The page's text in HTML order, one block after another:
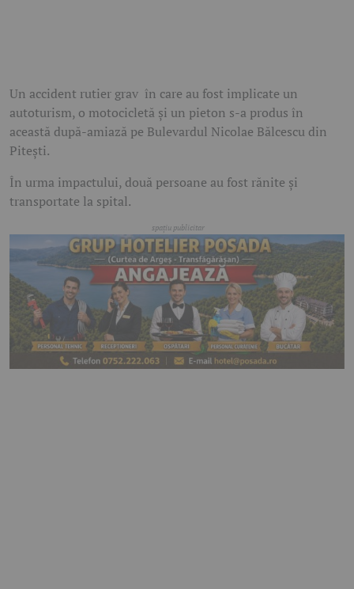
Un accident rutier grav în care au fost implicate un
autoturism, o motocicletă și un pieton s-a produs în
această după-amiază pe Bulevardul Nicolae Bălcescu din
Pitești.
În urma impactului, două persoane au fost rănite și
transportate la spital.